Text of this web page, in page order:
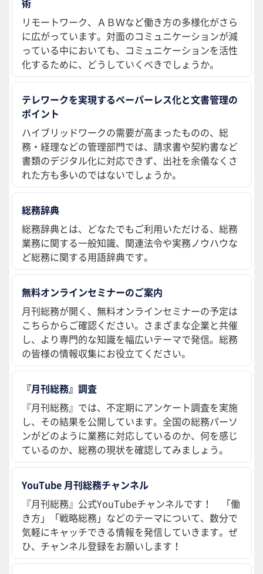
術
リモートワーク、ＡＢＷなど働き方の多様化がさら
に広がっています。対面のコミュニケーションが減
っている中においても、コミュニケーションを活性
化するために、どうしていくべきでしょうか。
テレワークを実現するペーパーレス化と文書管理の
ポイント
ハイブリッドワークの需要が高まったものの、総
務・経理などの管理部門では、請求書や契約書など
書類のデジタル化に対応できず、出社を余儀なくさ
れた方も多いのではないでしょうか。
総務辞典
総務辞典とは、どなたでもご利用いただける、総務
業務に関する一般知識、関連法令や実務ノウハウな
ど総務に関する用語辞典です。
無料オンラインセミナーのご案内
月刊総務が開く、無料オンラインセミナーの予定は
こちらからご確認ください。さまざまな企業と共催
し、より専門的な知識を幅広いテーマで発信。総務
の皆様の情報収集にお役立てください。
『月刊総務』調査
『月刊総務』では、不定期にアンケート調査を実施
し、その結果を公開しています。全国の総務パーソ
ンがどのように業務に対応しているのか、何を感じ
ているのか、総務の現状を確認してみましょう。
YouTube 月刊総務チャンネル
『月刊総務』公式YouTubeチャンネルです！ 「働
き方」「戦略総務」などのテーマについて、数分で
気軽にキャッチできる情報を発信していきます。ぜ
ひ、チャンネル登録をお願いします！